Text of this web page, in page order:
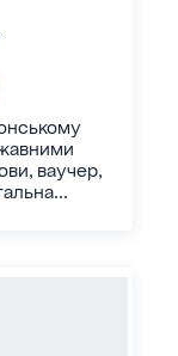
ваучер,